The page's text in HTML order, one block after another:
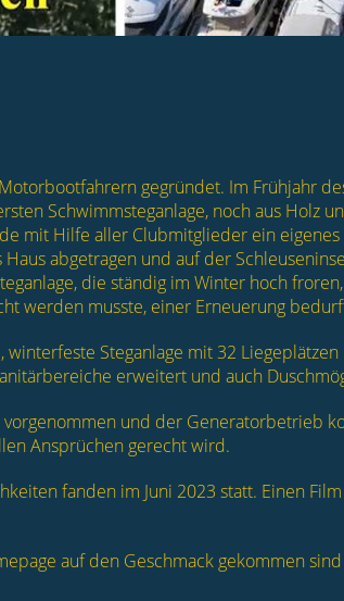
gegründet. Im Frühjahr
Schwimmsteganlage, noch aus Holz
mit Hilfe aller Clubmitglieder ein eigenes
abgetragen und auf der
die ständig im Winter hoch
werden musste, einer Erneuerung
Steganlage mit 32
erweitert und auch
und der Generatorbetrieb
Ansprüchen gerecht wird.
fanden im Juni 2023 statt. Einen
auf den Geschmack gekommen